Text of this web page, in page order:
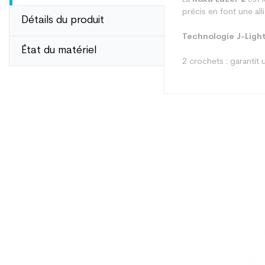
Détails du produit
État du matériel
précis en font une
Technologie J-Light
2 crochets : garantit
En achetant